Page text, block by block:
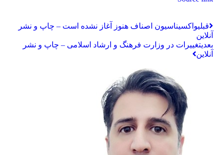
قبلیواکسیناسیون اصناف هنوز آغاز نشده است – چاپ و نشر
آنلاین
بعدیتغییرات در وزارت فرهنگ و ارشاد اسلامی – چاپ و نشر
آنلاین